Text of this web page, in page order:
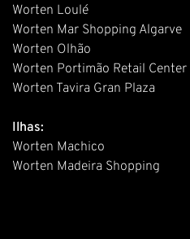
Worten Loulé
Worten Mar Shopping Algarve
Worten Olhão
Worten Portimão Retail Center
Worten Tavira Gran Plaza
Ilhas:
Worten Machico
Worten Madeira Shopping